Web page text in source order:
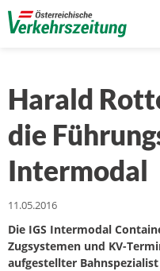
Harald
die
Intermodal
11.05.2016
Die IGS Intermodal
Zugsystemen und KV-
aufgestellter Bahnspezialist